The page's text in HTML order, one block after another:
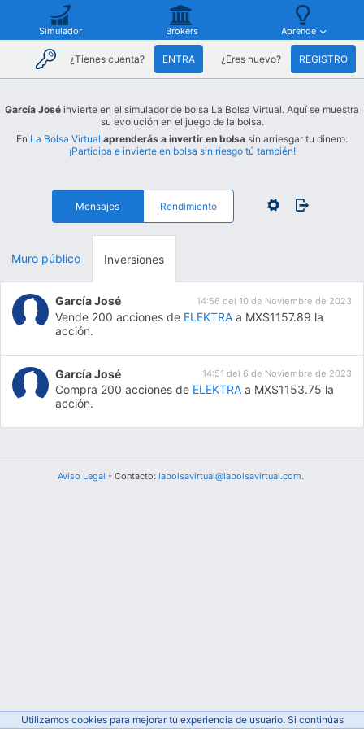
Simulador Brokers Aprende
¿Tienes cuenta? ENTRA ¿Eres nuevo? REGISTRO
García José invierte en el simulador de bolsa La Bolsa Virtual. Aquí se muestra
su evolución en el juego de la bolsa.
En La Bolsa Virtual aprenderás a invertir en bolsa sin arriesgar tu dinero.
¡Participa e invierte en bolsa sin riesgo tú también!
Mensajes Rendimiento
Muro público Inversiones
García José 14:56 del 10 de Noviembre de 2023
Vende 200 acciones de ELEKTRA a MX$1157.89 la
acción.
García José 14:51 del 6 de Noviembre de 2023
Compra 200 acciones de ELEKTRA a MX$1153.75 la
acción.
Aviso Legal - Contacto: labolsavirtual@labolsavirtual.com.
Utilizamos cookies para mejorar tu experiencia de usuario. Si continúas